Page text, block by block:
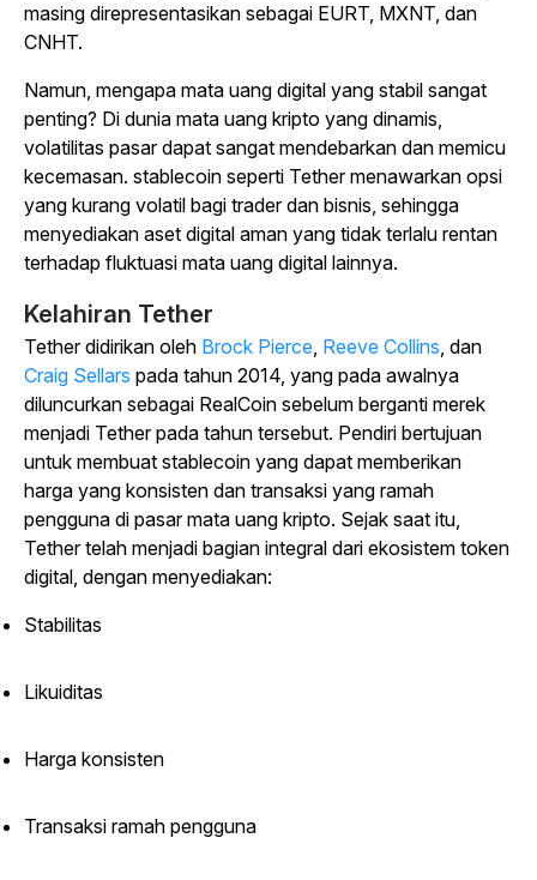
masing direpresentasikan sebagai EURT, MXNT, dan
CNHT.
Namun, mengapa mata uang digital yang stabil sangat
penting? Di dunia mata uang kripto yang dinamis,
volatilitas pasar dapat sangat mendebarkan dan memicu
kecemasan. stablecoin seperti Tether menawarkan opsi
yang kurang volatil bagi trader dan bisnis, sehingga
menyediakan aset digital aman yang tidak terlalu rentan
terhadap fluktuasi mata uang digital lainnya.
Kelahiran Tether
Tether didirikan oleh Brock Pierce, Reeve Collins, dan
Craig Sellars pada tahun 2014, yang pada awalnya
diluncurkan sebagai RealCoin sebelum berganti merek
menjadi Tether pada tahun tersebut. Pendiri bertujuan
untuk membuat stablecoin yang dapat memberikan
harga yang konsisten dan transaksi yang ramah
pengguna di pasar mata uang kripto. Sejak saat itu,
Tether telah menjadi bagian integral dari ekosistem token
digital, dengan menyediakan:
Stabilitas
Likuiditas
Harga konsisten
Transaksi ramah pengguna